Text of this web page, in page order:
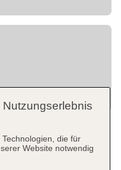
die für
Website notwendig